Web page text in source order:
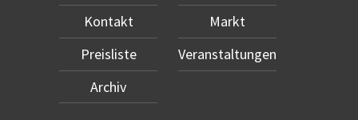
Kontakt
Preisliste
Archiv
Markt
Veranstaltungen